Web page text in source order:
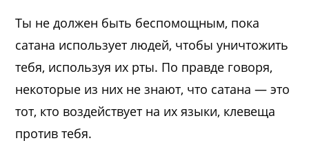
Ты не должен быть беспомощным, пока
сатана использует людей, чтобы уничтожить
тебя, используя их рты. По правде говоря,
некоторые из них не знают, что сатана — это
тот, кто воздействует на их языки, клевеща
против тебя.